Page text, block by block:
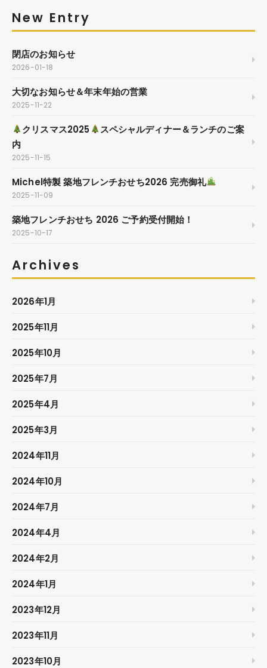
New Entry
閉店のお知らせ
2026-01-18
大切なお知らせ＆年末年始の営業
2025-11-22
クリスマス2025
スペシャルディナー＆ランチのご案
内
2025-11-15
Michel特製 築地フレンチおせち2026 完売御礼
2025-11-09
築地フレンチおせち 2026 ご予約受付開始！
2025-10-17
Archives
2026年1月
2025年11月
2025年10月
2025年7月
2025年4月
2025年3月
2024年11月
2024年10月
2024年7月
2024年4月
2024年2月
2024年1月
2023年12月
2023年11月
2023年10月